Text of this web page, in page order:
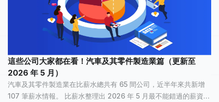
這些公司大家都在看！汽車及其零件製造業篇（更新至
2026 年 5 月）
汽車及其零件製造業在比薪水總共有 65 間公司，近半年來共新增
107 筆薪水情報。 比薪水整理出 2026 年 5 月最不能錯過的薪資情